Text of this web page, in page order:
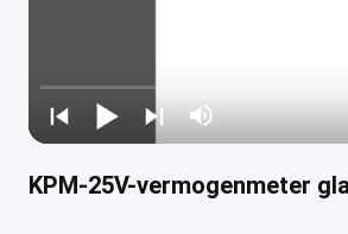
KPM-25V-vermogenmeter